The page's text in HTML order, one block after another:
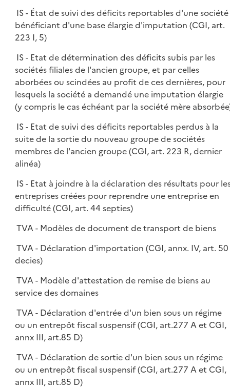
IS - État de suivi des déficits reportables d'une société
bénéficiant d'une base élargie d'imputation (CGI, art.
223 I, 5)
IS - Etat de détermination des déficits subis par les
sociétés filiales de l'ancien groupe, et par celles
aborbées ou scindées au profit de ces dernières, pour
lesquels la société a demandé une imputation élargie
(y compris le cas échéant par la société mère
IS - Etat de suivi des déficits reportables perdus à la
suite de la sortie du nouveau groupe de sociétés
membres de l'ancien groupe (CGI, art. 223 R, dernier
alinéa)
IS - Etat à joindre à la déclaration des résultats pour
entreprises créées pour reprendre une entreprise en
difficulté (CGI, art. 44 septies)
TVA - Modèles de document de transport de biens
TVA - Déclaration d'importation (CGI, annx. IV, art. 50
decies)
TVA - Modèle d'attestation de remise de biens au
service des domaines
TVA - Déclaration d'entrée d'un bien sous un régime
ou un entrepôt fiscal suspensif (CGI, art.277 A et CGI,
annx III, art.85 D)
TVA - Déclaration de sortie d'un bien sous un régime
ou un entrepôt fiscal suspensif (CGI, art.277 A et CGI,
annx III, art.85 D)